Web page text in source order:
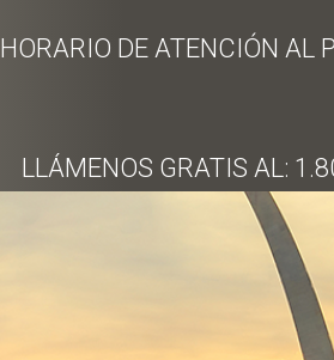
HORARIO DE ATENCIÓN AL
LLÁMENOS GRATIS AL: